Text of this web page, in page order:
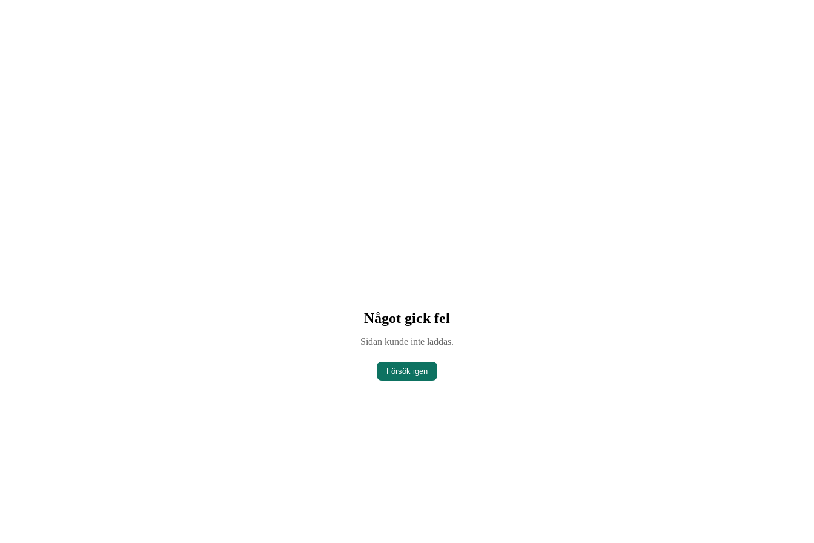
Något gick fel
Sidan kunde inte laddas.
Försök igen